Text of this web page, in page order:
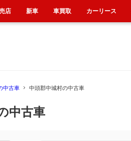
中古車 中頭郡中城村の中古車
中古車
店 新車 車買取 カーリース